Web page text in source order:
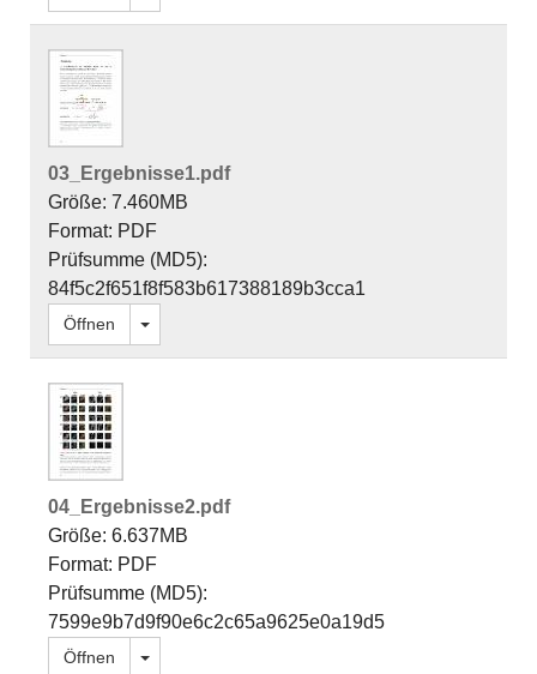
03_Ergebnisse1.pdf
Größe: 7.460MB
Format: PDF
Prüfsumme (MD5):
84f5c2f651f8f583b617388189b3cca1
Öffnen Dropdown öffnen
04_Ergebnisse2.pdf
Größe: 6.637MB
Format: PDF
Prüfsumme (MD5):
7599e9b7d9f90e6c2c65a9625e0a19d5
Öffnen Dropdown öffnen